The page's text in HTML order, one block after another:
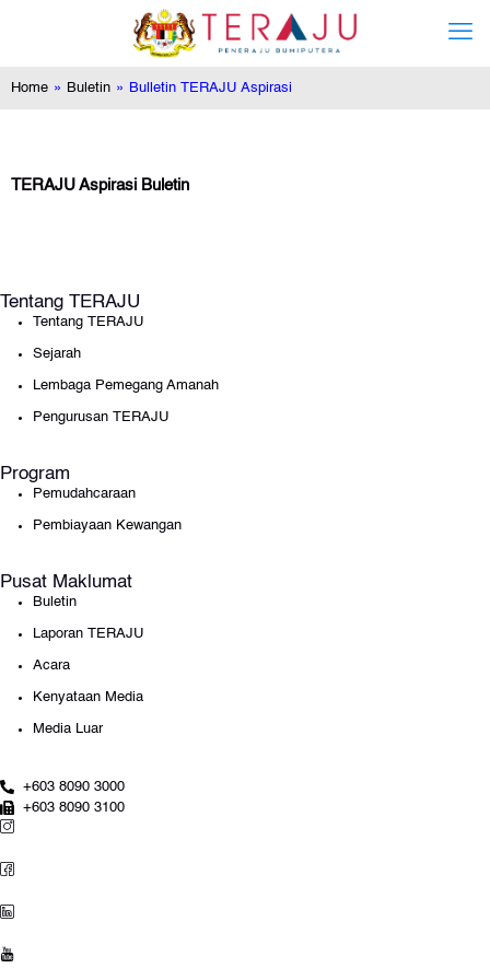
Home » Buletin » Bulletin TERAJU Aspirasi
TERAJU Aspirasi Buletin
Tentang TERAJU
Tentang TERAJU
Sejarah
Lembaga Pemegang Amanah
Pengurusan TERAJU
Program
Pemudahcaraan
Pembiayaan Kewangan
Pusat Maklumat
Buletin
Laporan TERAJU
Acara
Kenyataan Media
Media Luar
+603 8090 3000
+603 8090 3100